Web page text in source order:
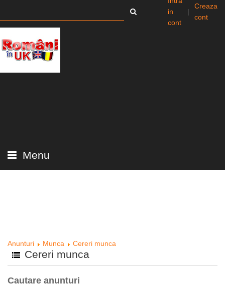
in
cont
|
Creaza
cont
Menu
Anunturi Munca Cereri munca
Cereri munca
Cautare anunturi